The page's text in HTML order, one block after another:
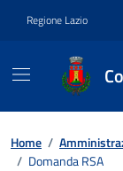
Regione Lazio
Home /
/ Domanda RSA